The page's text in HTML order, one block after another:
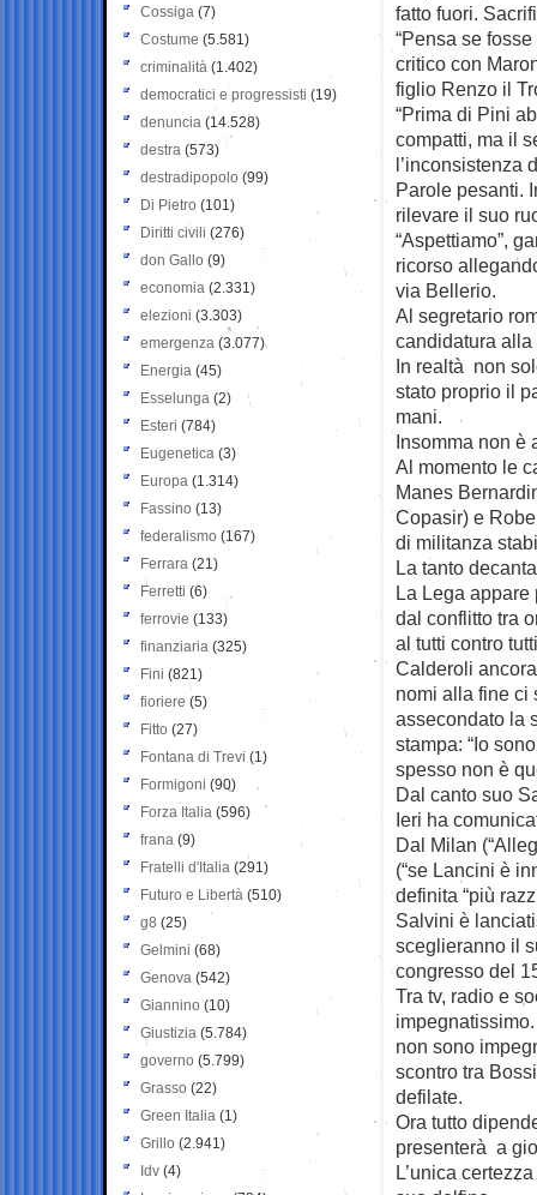
fatto fuori.
“Pensa se
critico con
figlio Renzo il
“Prima di Pini
compatti, ma il
l’inconsistenza
Parole pesanti.
rilevare il suo
“Aspettiamo”,
ricorso
via Bellerio.
Al segretario
candidatura
In realtà non
stato proprio il
mani.
Insomma non è
Al momento le
Manes
Copasir) e
di militanza
La tanto
La Lega appare
dal conflitto tra
al tutti contro
Calderoli
nomi alla fine ci
assecondato la
stampa: “Io
spesso non è
Dal canto suo
Ieri ha
Dal Milan
(“se Lancini è
definita “più
Salvini è
sceglieranno il
congresso del
Tra tv, radio e
non sono
scontro tra
defilate.
Ora tutto
presenterà a
L’unica
Cossiga (7)
Costume (5.581)
criminalità (1.402)
democratici e progressisti (19)
denuncia (14.528)
destra (573)
destradipopolo (99)
Di Pietro (101)
Diritti civili (276)
don Gallo (9)
economia (2.331)
elezioni (3.303)
emergenza (3.077)
Energia (45)
Esselunga (2)
Esteri (784)
Eugenetica (3)
Europa (1.314)
Fassino (13)
federalismo (167)
Ferrara (21)
Ferretti (6)
ferrovie (133)
finanziaria (325)
Fini (821)
fioriere (5)
Fitto (27)
Fontana di Trevi (1)
Formigoni (90)
Forza Italia (596)
frana (9)
Fratelli d'Italia (291)
Futuro e Libertà (510)
g8 (25)
Gelmini (68)
Genova (542)
Giannino (10)
Giustizia (5.784)
governo (5.799)
Grasso (22)
Green Italia (1)
Grillo (2.941)
Idv (4)